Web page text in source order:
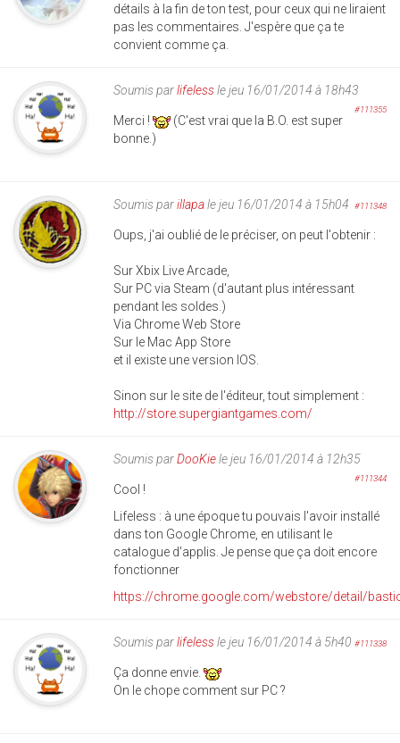
détails à la fin de ton test, pour ceux qui ne liraient
pas les commentaires. J'espère que ça te
convient comme ça.
Soumis parlifelessle jeu 16/01/2014 à 18h43
#111355
Merci !
(C'est vrai que la B.O. est super
bonne.)
Soumis parillapale jeu 16/01/2014 à 15h04 #111348
Oups, j'ai oublié de le préciser, on peut l'obtenir :
Sur Xbix Live Arcade,
Sur PC via Steam (d'autant plus intéressant
pendant les soldes.)
Via Chrome Web Store
Sur le Mac App Store
et il existe une version IOS.
Sinon sur le site de l'éditeur, tout simplement :
http://store.supergiantgames.com/
Soumis parDooKiele jeu 16/01/2014 à 12h35
#111344
Cool !
Lifeless : à une époque tu pouvais l'avoir installé
dans ton Google Chrome, en utilisant le
catalogue d'applis. Je pense que ça doit encore
fonctionner
https://chrome.google.com/webstore/detail/
Soumis parlifelessle jeu 16/01/2014 à 5h40 #111338
Ça donne envie.
On le chope comment sur PC ?